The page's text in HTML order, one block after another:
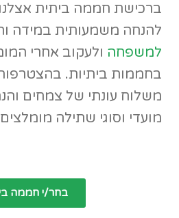
ברכישת חממה ביתית
להנחה משמעותית במידה
למשפחה ולעקוב אחרי
בחממות ביתיות.
משלוח עונתי של צמחים
מועדי וסוגי שתילה
בחר/י חממה